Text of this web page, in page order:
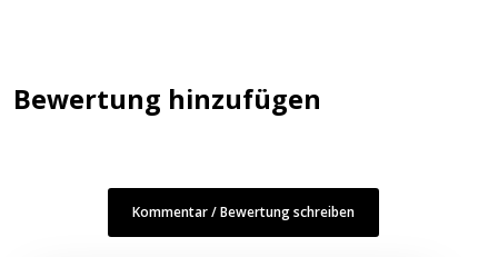
Bewertung hinzufügen
Kommentar / Bewertung schreiben